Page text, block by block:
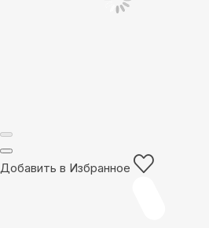
Добавить в Избранное